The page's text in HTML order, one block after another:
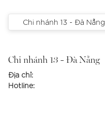
Chi nhánh 13 - Đà Nẵng
Chi nhánh 13 - Đà Nẵng
Địa chỉ:
Hotline: